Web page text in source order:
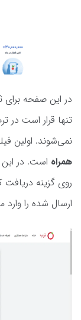
در این صفحه برای
تنها قرار است در
نمی‌شوند. اولین
همراه است. در این
روی گزینه
ارسال شده را وارد